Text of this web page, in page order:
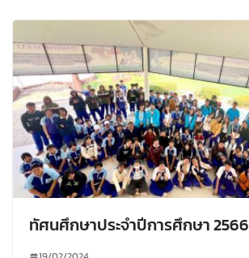
ทัศนศึกษาประจำปีการศึกษา 2566